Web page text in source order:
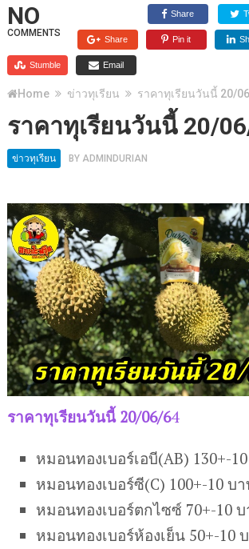
NO
COMMENTS
Share
Share Pin it
Stumble Email
Home ข่าวทุเรียน ราคาทุเรียนวันนี้ 20/
ราคาทุเรียนวันนี้ 20/
ข่าวทุเรียน BY ADMINDURIAN
ราคาทุเรียนวันนี้ 20/06/64
หมอนทองเบอร์เอบี(AB) 130+-
หมอนทองเบอร์ซี(C) 100+-10 บ
หมอนทองเบอร์ตกไซซ์ 70+-10
หมอนทองเบอร์ห้องเย็น 50+-10